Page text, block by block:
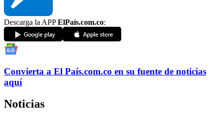
Descarga la APPElPaís.com.co:
Convierta a El País.com.co en su fuente de noticias
aquí
Noticias